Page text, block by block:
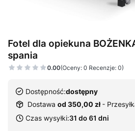
Fotel dla opiekuna
spania
0.00(Oceny: 0 Recenzje: 0)
Dostępność:dostępny
Dostawa od 350,00 zł -
Czas wysyłki:31 do 61 dni